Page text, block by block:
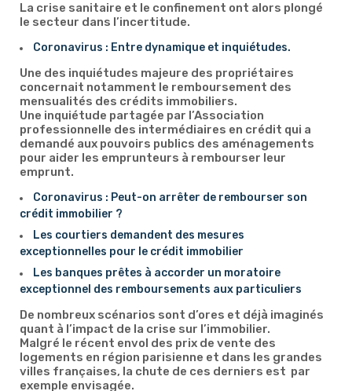
La crise sanitaire et le confinement ont alors plongé
le secteur dans l’incertitude.
Coronavirus : Entre dynamique et inquiétudes.
Une des inquiétudes majeure des propriétaires
concernait notamment le remboursement des
mensualités des crédits immobiliers.
Une inquiétude partagée par l’Association
professionnelle des intermédiaires en crédit qui a
demandé aux pouvoirs publics des aménagements
pour aider les emprunteurs à rembourser leur
emprunt.
Coronavirus : Peut-on arrêter de rembourser son
crédit immobilier ?
Les courtiers demandent des mesures
exceptionnelles pour le crédit immobilier
Les banques prêtes à accorder un moratoire
exceptionnel des remboursements aux particuliers
De nombreux scénarios sont d’ores et déjà imaginés
quant à l’impact de la crise sur l’immobilier.
Malgré le récent envol des prix de vente des
logements en région parisienne et dans les grandes
villes françaises, la chute de ces derniers est par
exemple envisagée.